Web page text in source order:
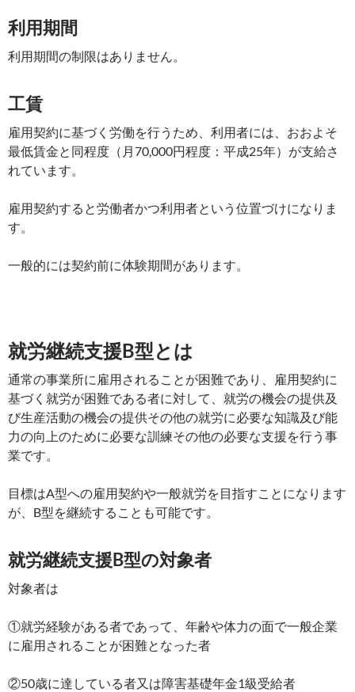
利用期間
利用期間の制限はありません。
工賃
雇用契約に基づく労働を行うため、利用者には、おおよそ
最低賃金と同程度（月70,000円程度：平成25年）が支給さ
れています。
雇用契約すると労働者かつ利用者という位置づけになりま
す。
一般的には契約前に体験期間があります。
就労継続支援B型とは
通常の事業所に雇用されることが困難であり、雇用契約に
基づく就労が困難である者に対して、就労の機会の提供及
び生産活動の機会の提供その他の就労に必要な知識及び能
力の向上のために必要な訓練その他の必要な支援を行う事
業です。
目標はA型への雇用契約や一般就労を目指すことになります
が、B型を継続することも可能です。
就労継続支援B型の対象者
対象者は
①就労経験がある者であって、年齢や体力の面で一般企業
に雇用されることが困難となった者
②50歳に達している者又は障害基礎年金1級受給者